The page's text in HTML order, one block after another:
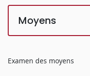
Moyens
Examen des moyens